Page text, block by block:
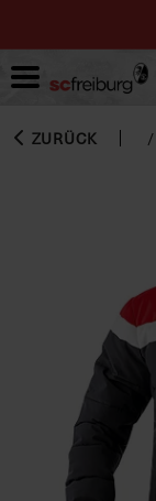
ZURÜCK /